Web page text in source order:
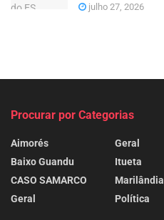
julho 27, 2026
Procurar por Categorias
Aimorés
Baixo Guandu
CASO SAMARCO
Geral
Geral
Itueta
Marilândia
Política